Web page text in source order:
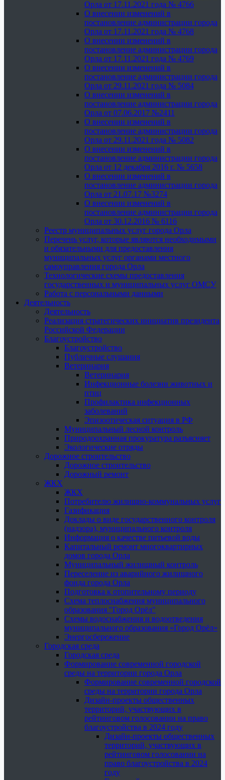
Орла от 17.11.2021 года № 4766
О внесении изменений в
постановление администрации города
Орла от 17.11.2021 года № 4768
О внесении изменений в
постановление администрации города
Орла от 17.11.2021 года № 4769
О внесении изменений в
постановление администрации города
Орла от 29.11.2021 года № 5084
О внесении изменений в
постановление администрации города
Орла от 07.06.2017 №2411
О внесении изменений в
постановление администрации города
Орла от 29.11.2021 года № 5082
О внесении изменений в
постановление администрации города
Орла от 12 декабря 2016 г. № 5658
О внесении изменений в
постановление администрации города
Орла от 21.07.17 №3274
О внесении изменений в
постановление администрации города
Орла от 30.12.2016 № 6116
Реестр муниципальных услуг города Орла
Перечень услуг, которые являются необходимыми
и обязательными для предоставления
муниципальных услуг органами местного
самоуправления города Орла
Технологические схемы предоставления
государственных и муниципальных услуг ОМСУ
Работа с персональными данными
Деятельность
Деятельность
Реализация стратегических инициатив президента
Российской Федерации
Благоустройство
Благоустройство
Публичные слушания
Ветеринария
Ветеринария
Инфекционные болезни животных и
птиц
Профилактика инфекционных
заболеваний
Эпизоотическая ситуация в РФ
Муниципальный лесной контроль
Природоохранная прокуратура разъясняет
Экологические отряды
Дорожное строительство
Дорожное строительство
Дорожный ремонт
ЖКХ
ЖКХ
Потребителю жилищно-коммунальных услуг
Газификация
Доклады о виде государственного контроля
(надзора), муниципального контроля
Информация о качестве питьевой воды
Капитальный ремонт многоквартирных
домов города Орла
Муниципальный жилищный контроль
Переселение из аварийного жилищного
фонда города Орла
Подготовка к отопительному периоду
Схема теплоснабжения муниципального
образования "Город Орёл"
Схемы водоснабжения и водоотведения
муниципального образования «Город Орёл»
Энергосбережение
Городская среда
Городская среда
Формирование современной городской
среды на территории города Орла
Формирование современной городской
среды на территории города Орла
Дизайн-проекты общественных
территорий, участвующих в
рейтинговом голосовании на право
благоустройства в 2024 году
Дизайн-проекты общественных
территорий, участвующих в
рейтинговом голосовании на
право благоустройства в 2024
году